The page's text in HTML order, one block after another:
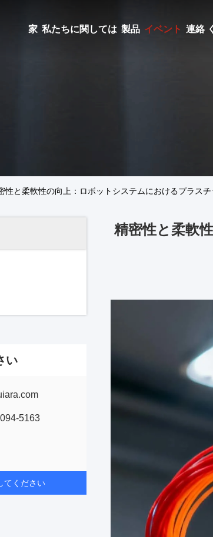
家 私たちに関しては 製品 イベント 連絡
性と柔軟性の向上：ロボットシステムにおけるプラス
い
5163
てください
精密性と柔軟